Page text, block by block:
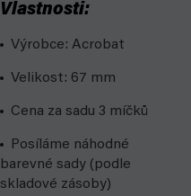
Vlastnosti:
Výrobce: Acrobat
Velikost: 67 mm
Cena za sadu 3 míčků
Posíláme náhodné
barevné sady (podle
skladové zásoby)